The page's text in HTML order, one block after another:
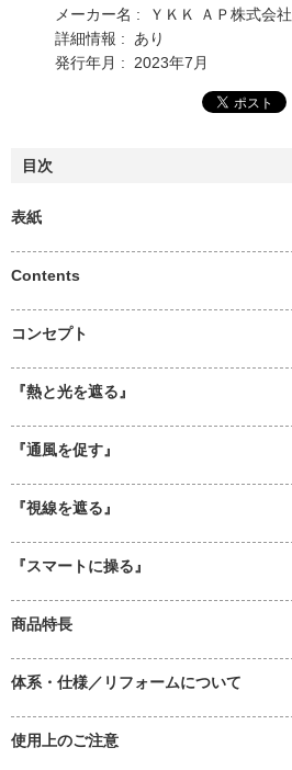
メーカー名 : ＹＫＫ ＡＰ株式会社
詳細情報 : あり
発行年月 : 2023年7月
目次
表紙
Contents
コンセプト
『熱と光を遮る』
『通風を促す』
『視線を遮る』
『スマートに操る』
商品特長
体系・仕様／リフォームについて
使用上のご注意